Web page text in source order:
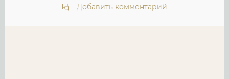
Добавить комментарий